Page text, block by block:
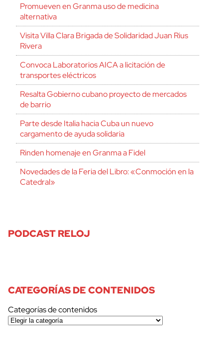
Promueven en Granma uso de medicina
alternativa
Visita Villa Clara Brigada de Solidaridad Juan Rius
Rivera
Convoca Laboratorios AICA a licitación de
transportes eléctricos
Resalta Gobierno cubano proyecto de mercados
de barrio
Parte desde Italia hacia Cuba un nuevo
cargamento de ayuda solidaria
Rinden homenaje en Granma a Fidel
Novedades de la Feria del Libro: «Conmoción en la
Catedral»
PODCAST RELOJ
CATEGORÍAS DE CONTENIDOS
Categorías de contenidos